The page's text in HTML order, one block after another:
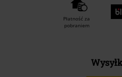
Płatność za
pobraniem